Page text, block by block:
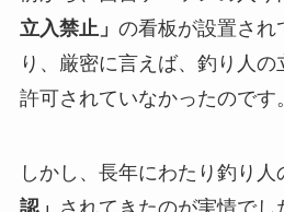
立入禁止」 の看板が設置され
り、厳密に言えば、釣り人
許可されていなかったのです。
しかし、長年にわたり釣り人